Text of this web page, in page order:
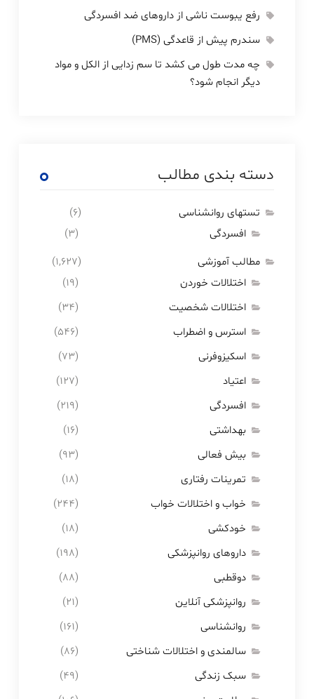
رفع یبوست ناشی از داروهای ضد افسردگی
سندرم پیش از قاعدگی (PMS)
چه مدت طول می کشد تا سم زدایی از الکل و مواد
دیگر انجام شود؟
دسته بندی مطالب
تستهای روانشناسی
(۶)
افسردگی
(۳)
مطالب آموزشی
(۱,۶۲۷)
اختلالات خوردن
(۱۹)
اختلالات شخصیت
(۳۴)
استرس و اضطراب
(۵۴۶)
اسکیزوفرنی
(۷۳)
اعتیاد
(۱۲۷)
افسردگی
(۲۱۹)
بهداشتی
(۱۶)
بیش فعالی
(۹۳)
تمرینات رفتاری
(۱۸)
خواب و اختلالات خواب
(۲۴۴)
خودکشی
(۱۸)
داروهای روانپزشکی
(۱۹۸)
دوقطبی
(۸۸)
روانپزشکی آنلاین
(۲۱)
روانشناسی
(۱۶۱)
سالمندی و اختلالات شناختی
(۸۶)
سبک زندگی
(۴۹)